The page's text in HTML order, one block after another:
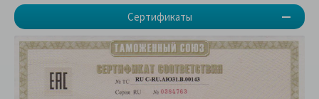
Сертификаты